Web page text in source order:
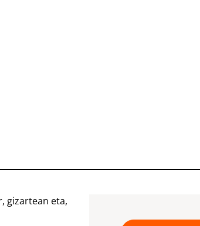
gizartean eta,